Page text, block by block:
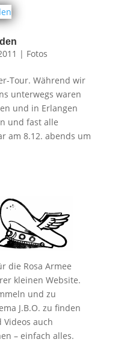
| Fotos
Tour. Während wir
unterwegs waren
und in Erlangen
und fast alle
am 8.12. abends um
die Rosa Armee
kleinen Website.
und zu
J.B.O. zu finden
auch
– einfach alles.